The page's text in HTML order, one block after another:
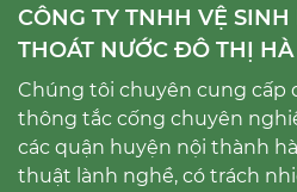
CÔNG TY TNHH VỆ
THOÁT NƯỚC ĐÔ THỊ
Chúng tôi chuyên cung cấp
thông tắc cống chuyên
các quận huyện nội thành
thuật lành nghề, có trách